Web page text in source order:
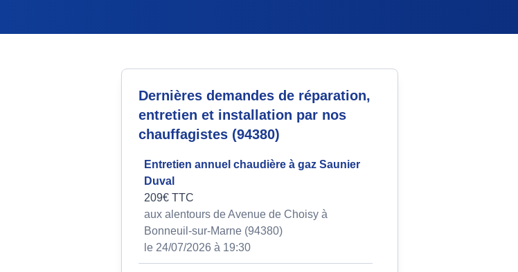
Dernières demandes de réparation,
entretien et installation par nos
chauffagistes (94380)
Entretien annuel chaudière à gaz Saunier
Duval
209€ TTC
aux alentours de Avenue de Choisy à
Bonneuil-sur-Marne (94380)
le 24/07/2026 à 19:30